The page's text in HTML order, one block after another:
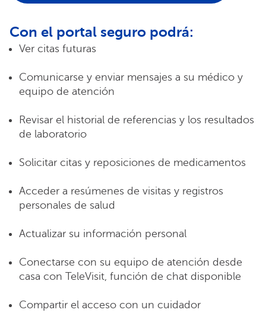
Con el portal seguro podrá:
Ver citas futuras
Comunicarse y enviar mensajes a su médico y
equipo de atención
Revisar el historial de referencias y los resultados
de laboratorio
Solicitar citas y reposiciones de medicamentos
Acceder a resúmenes de visitas y registros
personales de salud
Actualizar su información personal
Conectarse con su equipo de atención desde
casa con TeleVisit, función de chat disponible
Compartir el acceso con un cuidador